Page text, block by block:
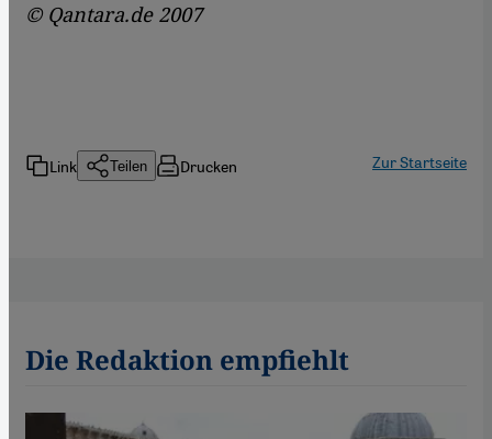
© Qantara.de 2007
Link Teilen Drucken Zur Startseite
Die Redaktion empfiehlt